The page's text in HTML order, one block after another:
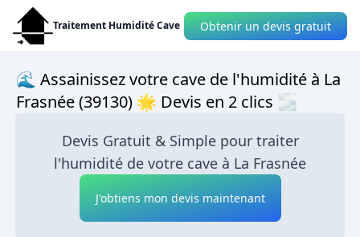
Traitement Humidité Cave Obtenir un devis gratuit
🌊 Assainissez votre cave de l'humidité à La
Frasnée (39130) 🌟 Devis en 2 clics 🌫
Devis Gratuit & Simple pour traiter
l'humidité de votre cave à La Frasnée
J'obtiens mon devis maintenant